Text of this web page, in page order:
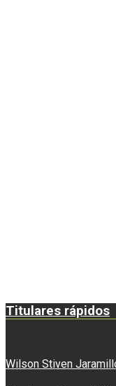
Titulares rápidos
Wilson Stiven